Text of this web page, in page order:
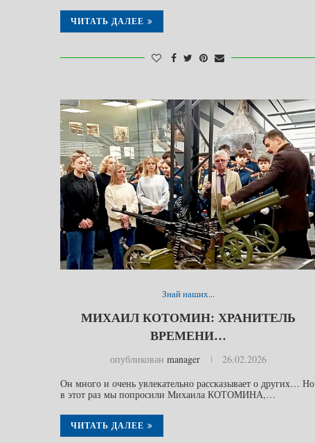
ЧИТАТЬ ДАЛЕЕ
Знай наших...
МИХАИЛ КОТОМИН: ХРАНИТЕЛЬ
ВРЕМЕНИ…
опубликован manager
26.02.2026
Он много и очень увлекательно рассказывает о других… Но
в этот раз мы попросили Михаила КОТОМИНА,…
ЧИТАТЬ ДАЛЕЕ